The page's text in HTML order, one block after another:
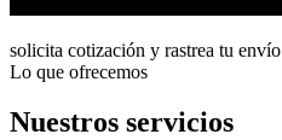
solicita cotización y rastrea tu envío
Lo que ofrecemos
Nuestros servicios